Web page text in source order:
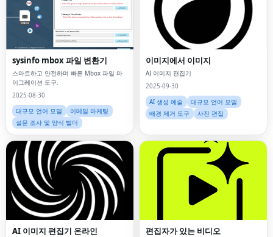
sysinfo mbox 파일 변환기
스마트하고 안전하며 빠른 Mbox 파일 마
이그레이션 도구.
2025-08-30
대규모 언어 모델
이메일 마케팅
설문 조사 및 양식 빌더
이미지에서 이미지
AI 이미지 편집기
2025-09-30
AI 생성 예술
대규모 언어 모델
배경 제거 도구
사진 편집
AI 이미지 편집기 온라인 편집자가 있는 비디오